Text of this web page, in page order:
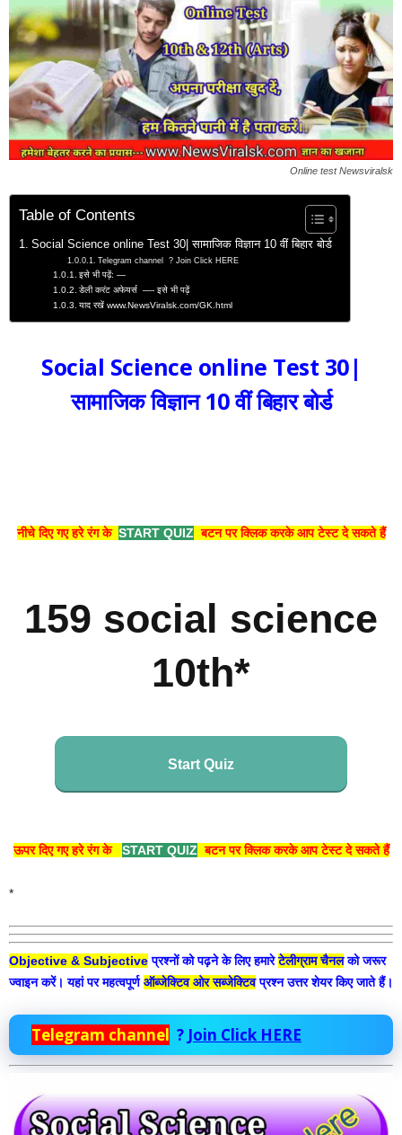
Online test Newsviralsk
Table of Contents
Social Science online Test 30| सामाजिक विज्ञान 10 वीं बिहार बोर्ड
Telegram channel ? Join Click HERE
इसे भी पढ़ें: —
डेली करंट अफेयर्स —- इसे भी पढ़ें
याद रखें www.NewsViralsk.com/GK.html
Social Science online Test 30|
सामाजिक विज्ञान 10 वीं बिहार बोर्ड
नीचे दिए गए हरे रंग के START QUIZ बटन पर क्लिक करके आप टेस्ट दे सकते हैं
159 social science
10th*
Start Quiz
ऊपर दिए गए हरे रंग के START QUIZ बटन पर क्लिक करके आप टेस्ट दे सकते हैं
*
Objective & Subjectiveप्रश्नों को पढ़ने के लिए हमारेटेलीग्राम चैनलको जरूर
ज्वाइन करें। यहां पर महत्वपूर्णऑब्जेक्टिव ओर सब्जेक्टिवप्रश्न उत्तर शेयर किए जाते हैं।
Telegram channel ? Join Click HERE